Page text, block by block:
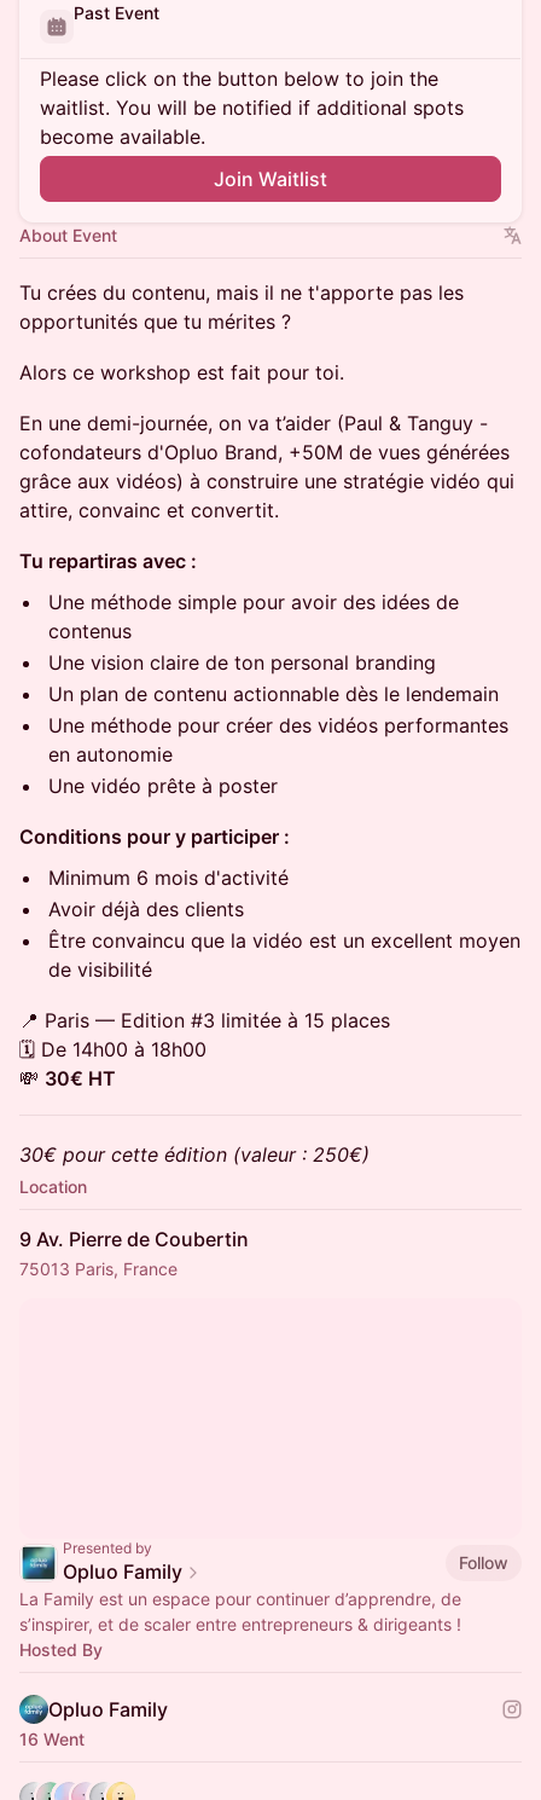
Past Event
Please click on the button below to join the
waitlist. You will be notified if additional spots
become available.
Join Waitlist
About Event
​Tu crées du contenu, mais il ne t'apporte pas les
opportunités que tu mérites ?
​Alors ce workshop est fait pour toi.
​En une demi-journée, on va t’aider (Paul & Tanguy -
cofondateurs d'Opluo Brand, +50M de vues générées
grâce aux vidéos) à construire une stratégie vidéo qui
attire, convainc et convertit.
Tu repartiras avec :
​Une méthode simple pour avoir des idées de
contenus
​Une vision claire de ton personal branding
​Un plan de contenu actionnable dès le lendemain
​Une méthode pour créer des vidéos performantes
en autonomie
​Une vidéo prête à poster
Conditions pour y participer :
​Minimum 6 mois d'activité
​Avoir déjà des clients
​Être convaincu que la vidéo est un excellent moyen
de visibilité
​📍 Paris — Edition #3 limitée à 15 places
🗓️ De 14h00 à 18h00
💸 30€ HT
30€ pour cette édition (valeur : 250€)
Location
9 Av. Pierre de Coubertin
75013 Paris, France
Presented by
Opluo Family
Follow
La Family est un espace pour continuer d’apprendre, de
s’inspirer, et de scaler entre entrepreneurs & dirigeants !
Hosted By
Opluo Family
16 Went